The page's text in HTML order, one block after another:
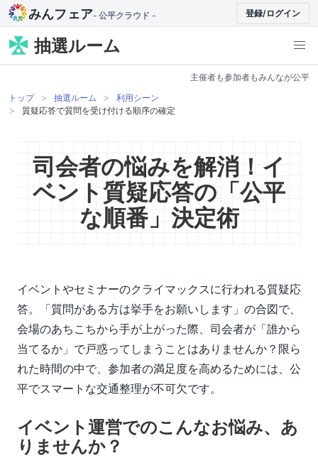
みんフェア- 公平クラウド - 登録/ログイン
抽選ルーム
主催者も参加者もみんなが公平
トップ
抽選ルーム
利用シーン
質疑応答で質問を受け付ける順序の確定
司会者の悩みを解消！ イ
ベント質疑応答の「公平
な順番」決定術
イベントやセミナーのクライマックスに行われる質疑応
答。「質問がある方は挙手をお願いします」の合図で、
会場のあちこちから手が上がった際、司会者が「誰から
当てるか」で戸惑ってしまうことはありませんか？限ら
れた時間の中で、参加者の満足度を高めるためには、公
平でスマートな交通整理が不可欠です。
イベント運営でのこんなお悩み、あ
りませんか？